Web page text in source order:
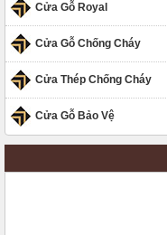
Cửa Gỗ Royal
Cửa Gỗ Chống Cháy
Cửa Thép Chống Cháy
Cửa Gỗ Bảo Vệ